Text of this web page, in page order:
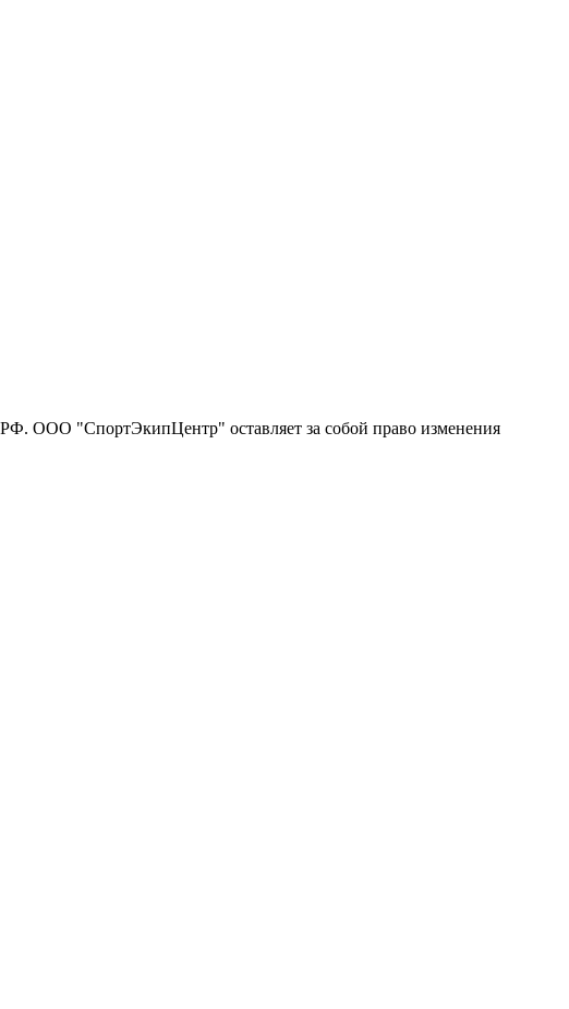
ООО "СпортЭкипЦентр" оставляет за собой право изменения